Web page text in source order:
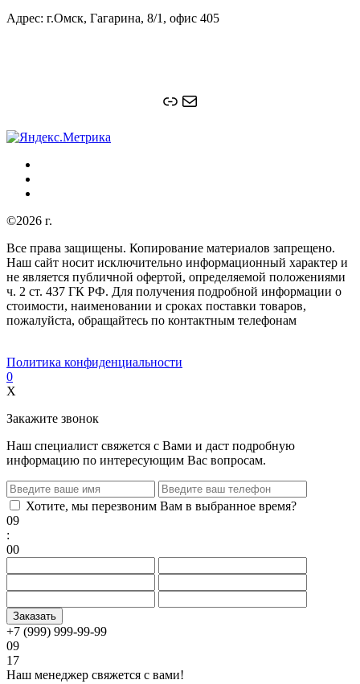
Адрес: г.Омск, Гагарина, 8/1, офис 405
Ссылка
Почта
©2026 г.
Все права защищены. Копирование материалов запрещено.
Наш сайт носит исключительно информационный характер и
не является публичной офертой, определяемой положениями
ч. 2 ст. 437 ГК РФ. Для получения подробной информации о
стоимости, наименовании и сроках поставки товаров,
пожалуйста, обращайтесь по контактным телефонам
Политика конфиденциальности
0
X
Закажите звонок
Наш специалист свяжется с Вами и даст подробную
информацию по интересующим Вас вопросам.
Хотите, мы перезвоним Вам в выбранное время?
09
:
00
+7 (999) 999-99-99
09
17
Наш менеджер свяжется с вами!